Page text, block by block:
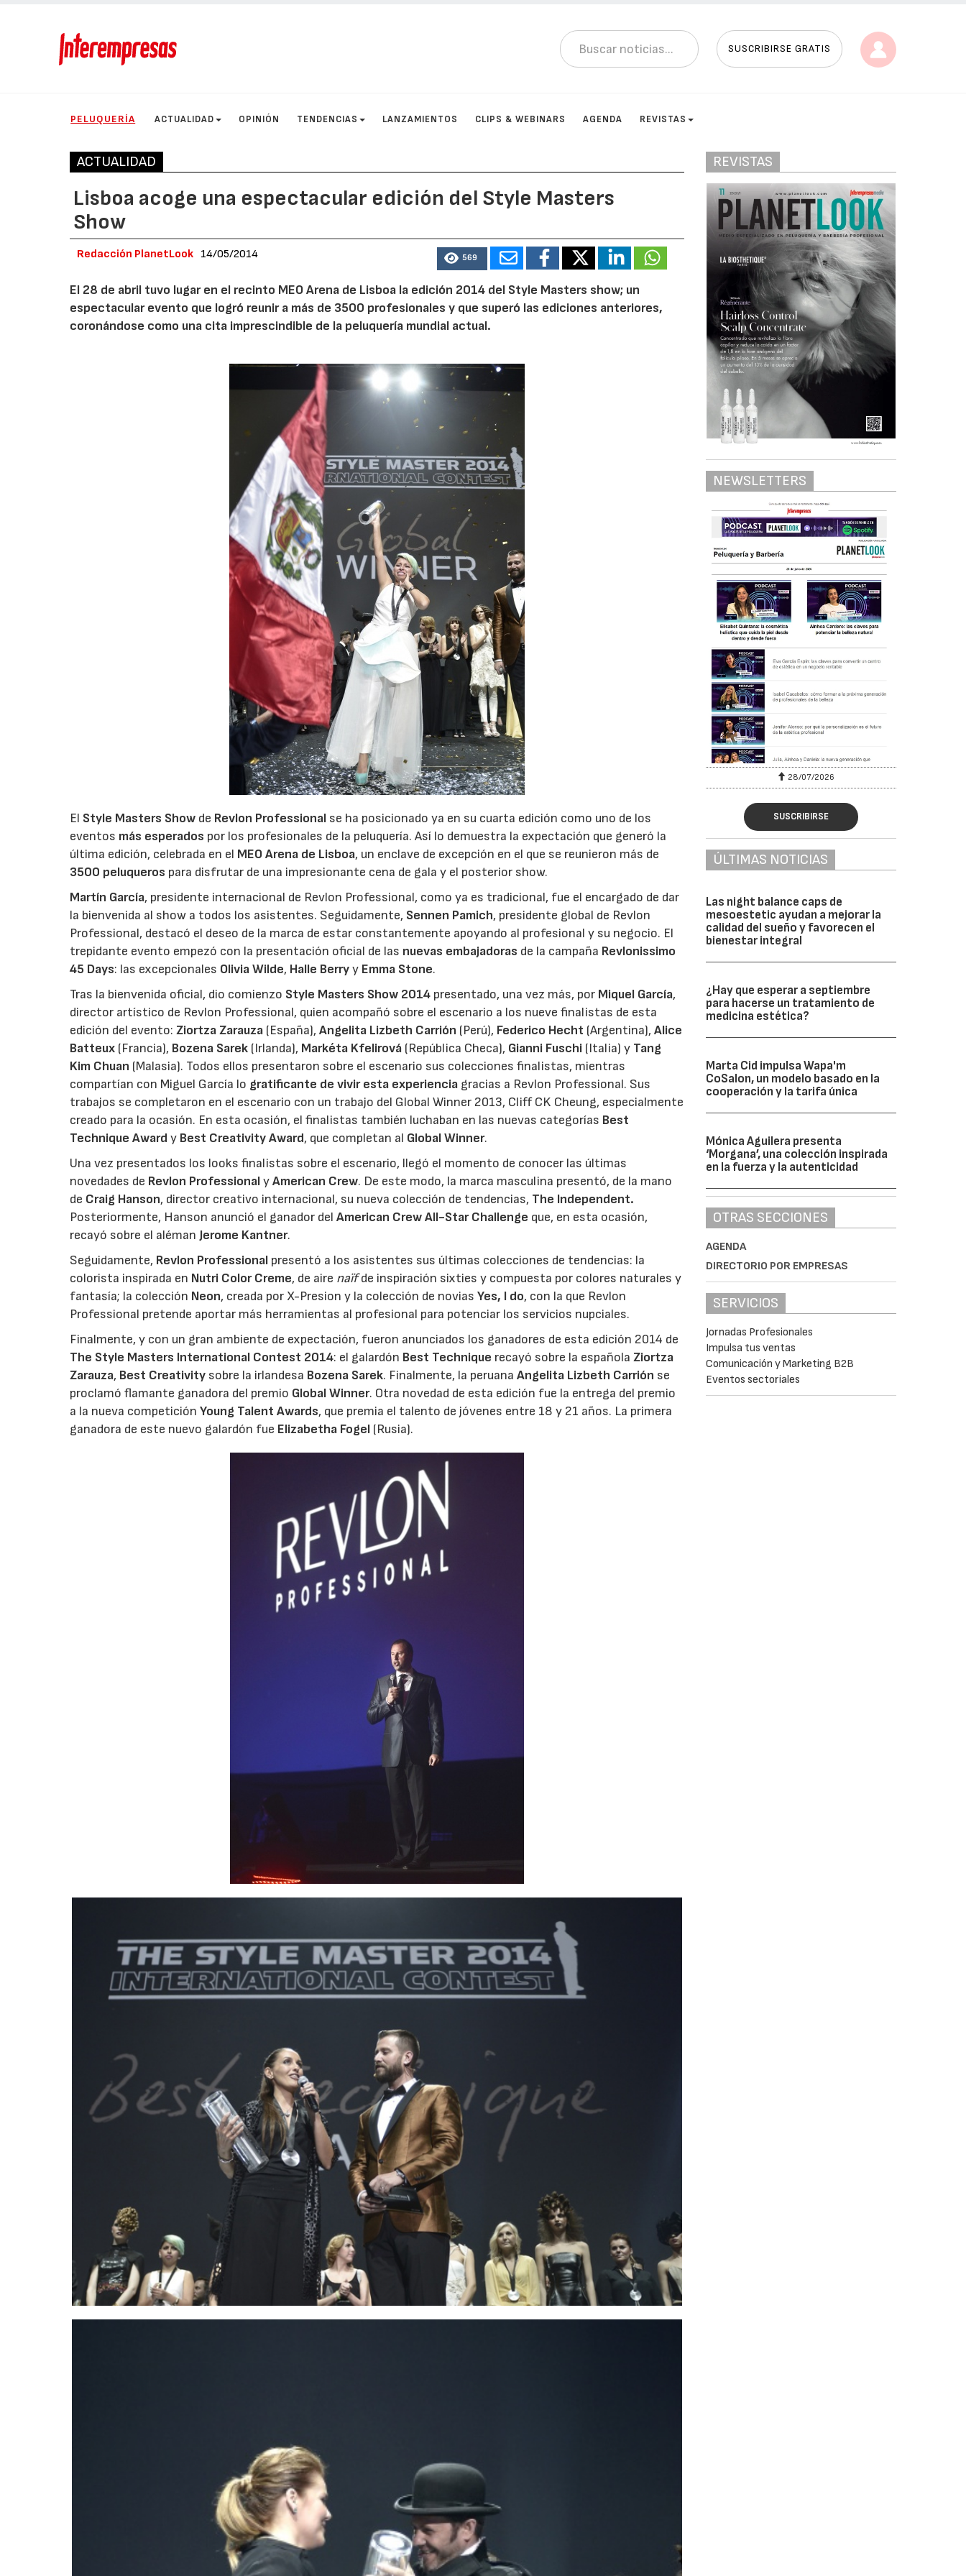
SUSCRIBIRSE GRATIS
PELUQUERÍA ACTUALIDAD OPINIÓN TENDENCIAS LANZAMIENTOS CLIPS & WEBINARS AGENDA REVISTAS
ACTUALIDAD
Lisboa acoge una espectacular edición del Style Masters
Show
Redacción PlanetLook 14/05/2014 569
El 28 de abril tuvo lugar en el recinto MEO Arena de Lisboa la edición 2014 del Style Masters show; un
espectacular evento que logró reunir a más de 3500 profesionales y que superó las ediciones anteriores,
coronándose como una cita imprescindible de la peluquería mundial actual.
El Style Masters Show de Revlon Professional se ha posicionado ya en su cuarta edición como uno de los
eventos más esperados por los profesionales de la peluquería. Así lo demuestra la expectación que generó la
última edición, celebrada en el MEO Arena de Lisboa, un enclave de excepción en el que se reunieron más de
3500 peluqueros para disfrutar de una impresionante cena de gala y el posterior show.
Martín García, presidente internacional de Revlon Professional, como ya es tradicional, fue el encargado de dar
la bienvenida al show a todos los asistentes. Seguidamente, Sennen Pamich, presidente global de Revlon
Professional, destacó el deseo de la marca de estar constantemente apoyando al profesional y su negocio. El
trepidante evento empezó con la presentación oficial de las nuevas embajadoras de la campaña Revlonissimo
45 Days: las excepcionales Olivia Wilde, Halle Berryy Emma Stone.
Tras la bienvenida oficial, dio comienzo Style Masters Show 2014 presentado, una vez más, por Miquel García,
director artístico de Revlon Professional, quien acompañó sobre el escenario a los nueve finalistas de esta
edición del evento:Ziortza Zarauza (España),Angelita Lizbeth Carrión (Perú), Federico Hecht (Argentina), Alice
Batteux (Francia), Bozena Sarek (Irlanda), Markéta Kfelirová (República Checa), Gianni Fuschi (Italia) y Tang
Kim Chuan (Malasia). Todos ellos presentaron sobre el escenario sus colecciones finalistas, mientras
compartían con Miguel García lo gratificante de vivir esta experiencia gracias a Revlon Professional. Sus
trabajos se completaron en el escenario con un trabajo del Global Winner 2013, Cliff CK Cheung, especialmente
creado para la ocasión. En esta ocasión, el finalistas también luchaban en las nuevas categorías Best
Technique Award y Best Creativity Award, que completan al Global Winner.
Una vez presentados los looks finalistas sobre el escenario, llegó el momento de conocer las últimas
novedades de Revlon ProfessionalyAmerican Crew. De este modo, la marca masculina presentó, de la mano
de Craig Hanson, director creativo internacional, su nueva colección de tendencias, The Independent.
Posteriormente, Hanson anunció el ganador delAmerican Crew All-Star Challenge que, en esta ocasión,
recayó sobre el alémanJerome Kantner.
Seguidamente, Revlon Professional presentó a los asistentes sus últimas colecciones de tendencias: la
colorista inspirada en Nutri Color Creme, de aire naïfde inspiración sixties y compuesta por colores naturales y
fantasía; la colección Neon, creada por X-Presion y la colección de noviasYes, I do, con la que Revlon
Professional pretende aportar más herramientas al profesional para potenciar los servicios nupciales.
Finalmente, y con un gran ambiente de expectación, fueron anunciados los ganadores de esta edición 2014 de
The Style Masters International Contest 2014: el galardón Best Technique recayó sobre la españolaZiortza
Zarauza, Best Creativity sobre la irlandesa Bozena Sarek. Finalmente, la peruanaAngelita Lizbeth Carrión se
proclamó flamante ganadora del premio Global Winner. Otra novedad de esta edición fue la entrega del premio
a la nueva competiciónYoung Talent Awards, que premia el talento de jóvenes entre 18 y 21 años. La primera
ganadora de este nuevo galardón fue Elizabetha Fogel (Rusia).
REVISTAS
NEWSLETTERS
28/07/2026 28/07/2026
SUSCRIBIRSE
ÚLTIMAS NOTICIAS
Las night balance caps de
mesoestetic ayudan a mejorar la
calidad del sueño y favorecen el
bienestar integral
¿Hay que esperar a septiembre
para hacerse un tratamiento de
medicina estética?
Marta Cid impulsa Wapa'm
CoSalon, un modelo basado en la
cooperación y la tarifa única
Mónica Aguilera presenta
‘Morgana’, una colección inspirada
en la fuerza y la autenticidad
OTRAS SECCIONES
AGENDA
DIRECTORIO POR EMPRESAS
SERVICIOS
Jornadas Profesionales
Impulsa tus ventas
Comunicación y Marketing B2B
Eventos sectoriales